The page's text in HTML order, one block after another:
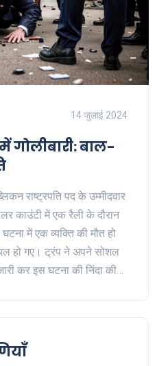
14 जुलाई 2024
गोलीबारी: बाल-
राष्ट्रपति पद के उम्मीदवार
काउंटी में एक रैली के दौरान
में एक व्यक्ति की मौत हो
हो गए। ट्रंप ने अपने सोशल
कर इस घटना की निंदा की